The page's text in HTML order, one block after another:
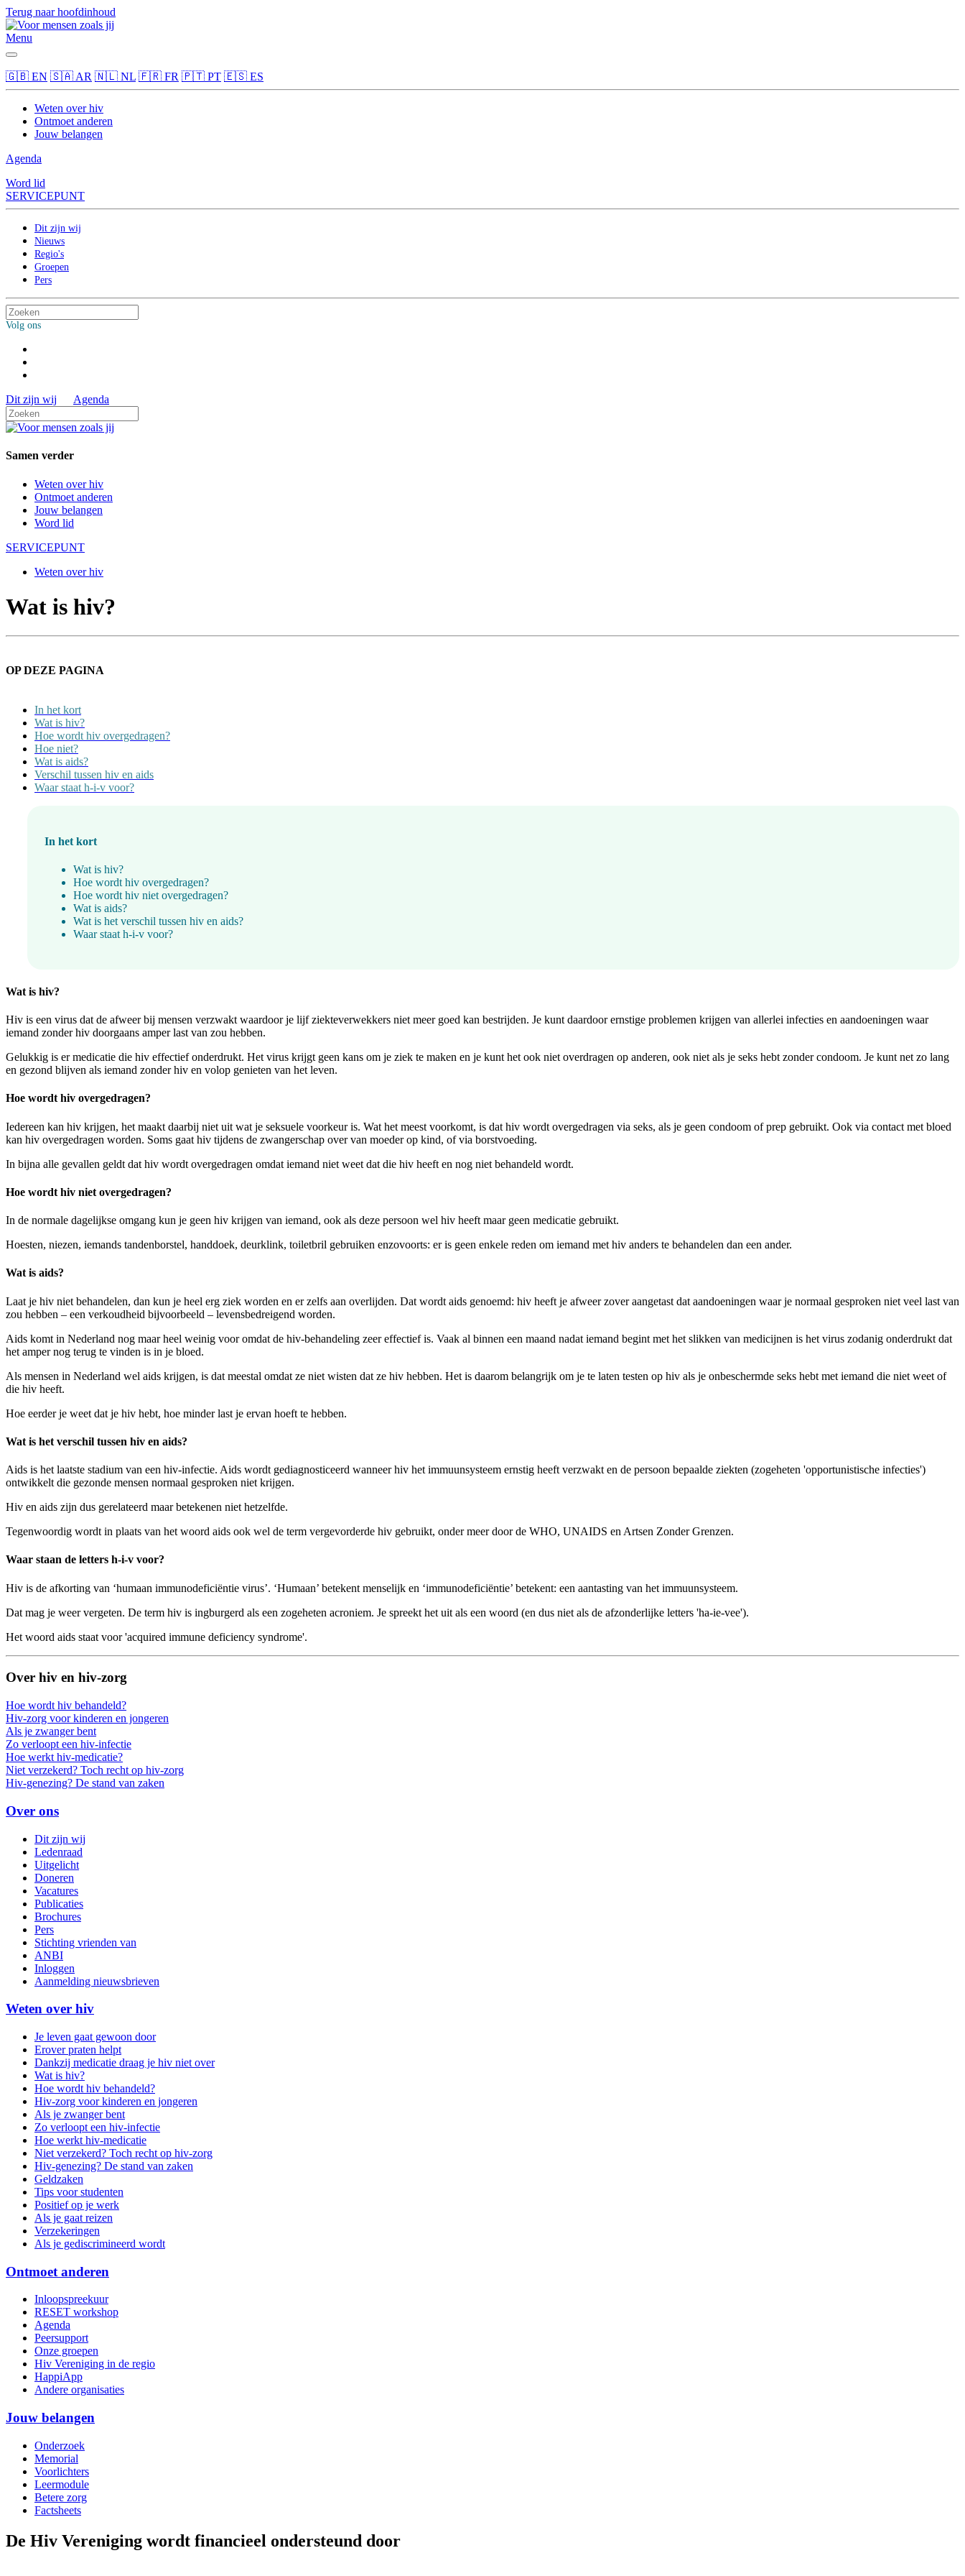
Terug naar hoofdinhoud
Menu
🇬🇧 EN 🇸🇦 AR 🇳🇱 NL 🇫🇷 FR 🇵🇹 PT 🇪🇸 ES
Weten over hiv
Ontmoet anderen
Jouw belangen
Agenda
Word lid
SERVICEPUNT
Dit zijn wij
Nieuws
Regio's
Groepen
Pers
Volg ons
Dit zijn wij Agenda
Samen verder
Weten over hiv
Ontmoet anderen
Jouw belangen
Word lid
SERVICEPUNT
Weten over hiv
Wat is hiv?
OP DEZE PAGINA
In het kort
Wat is hiv?
Hoe wordt hiv overgedragen?
Hoe niet?
Wat is aids?
Verschil tussen hiv en aids
Waar staat h-i-v voor?
In het kort
Wat is hiv?
Hoe wordt hiv overgedragen?
Hoe wordt hiv niet overgedragen?
Wat is aids?
Wat is het verschil tussen hiv en aids?
Waar staat h-i-v voor?
Wat is hiv?
Hiv is een virus dat de afweer bij mensen verzwakt waardoor je lijf ziekteverwekkers niet meer goed kan bestrijden. Je kunt daardoor ernstige problemen krijgen van allerlei infecties en aandoeningen waar
iemand zonder hiv doorgaans amper last van zou hebben.
Gelukkig is er medicatie die hiv effectief onderdrukt. Het virus krijgt geen kans om je ziek te maken en je kunt het ook niet overdragen op anderen, ook niet als je seks hebt zonder condoom. Je kunt net zo lang
en gezond blijven als iemand zonder hiv en volop genieten van het leven.
Hoe wordt hiv overgedragen?
Iedereen kan hiv krijgen, het maakt daarbij niet uit wat je seksuele voorkeur is. Wat het meest voorkomt, is dat hiv wordt overgedragen via seks, als je geen condoom of prep gebruikt. Ook via contact met bloed
kan hiv overgedragen worden. Soms gaat hiv tijdens de zwangerschap over van moeder op kind, of via borstvoeding.
In bijna alle gevallen geldt dat hiv wordt overgedragen omdat iemand niet weet dat die hiv heeft en nog niet behandeld wordt.
Hoe wordt hiv niet overgedragen?
In de normale dagelijkse omgang kun je geen hiv krijgen van iemand, ook als deze persoon wel hiv heeft maar geen medicatie gebruikt.
Hoesten, niezen, iemands tandenborstel, handdoek, deurklink, toiletbril gebruiken enzovoorts: er is geen enkele reden om iemand met hiv anders te behandelen dan een ander.
Wat is aids?
Laat je hiv niet behandelen, dan kun je heel erg ziek worden en er zelfs aan overlijden. Dat wordt aids genoemd: hiv heeft je afweer zover aangetast dat aandoeningen waar je normaal gesproken niet veel last van
zou hebben – een verkoudheid bijvoorbeeld – levensbedreigend worden.
Aids komt in Nederland nog maar heel weinig voor omdat de hiv-behandeling zeer effectief is. Vaak al binnen een maand nadat iemand begint met het slikken van medicijnen is het virus zodanig onderdrukt dat
het amper nog terug te vinden is in je bloed.
Als mensen in Nederland wel aids krijgen, is dat meestal omdat ze niet wisten dat ze hiv hebben. Het is daarom belangrijk om je te laten testen op hiv als je onbeschermde seks hebt met iemand die niet weet of
die hiv heeft.
Hoe eerder je weet dat je hiv hebt, hoe minder last je ervan hoeft te hebben.
Wat is het verschil tussen hiv en aids?
Aids is het laatste stadium van een hiv-infectie. Aids wordt gediagnosticeerd wanneer hiv het immuunsysteem ernstig heeft verzwakt en de persoon bepaalde ziekten (zogeheten 'opportunistische infecties')
ontwikkelt die gezonde mensen normaal gesproken niet krijgen.
Hiv en aids zijn dus gerelateerd maar betekenen niet hetzelfde.
Tegenwoordig wordt in plaats van het woord aids ook wel de term vergevorderde hiv gebruikt, onder meer door de WHO, UNAIDS en Artsen Zonder Grenzen.
Waar staan de letters h-i-v voor?
Hiv is de afkorting van ‘humaan immunodeficiëntie virus’. ‘Humaan’ betekent menselijk en ‘immunodeficiëntie’ betekent: een aantasting van het immuunsysteem.
Dat mag je weer vergeten. De term hiv is ingburgerd als een zogeheten acroniem. Je spreekt het uit als een woord (en dus niet als de afzonderlijke letters 'ha-ie-vee').
Het woord aids staat voor 'acquired immune deficiency syndrome'.
Over hiv en hiv-zorg
Hoe wordt hiv behandeld?
Hiv-zorg voor kinderen en jongeren
Als je zwanger bent
Zo verloopt een hiv-infectie
Hoe werkt hiv-medicatie?
Niet verzekerd? Toch recht op hiv-zorg
Hiv-genezing? De stand van zaken
Over ons
Dit zijn wij
Ledenraad
Uitgelicht
Doneren
Vacatures
Publicaties
Brochures
Pers
Stichting vrienden van
ANBI
Inloggen
Aanmelding nieuwsbrieven
Weten over hiv
Je leven gaat gewoon door
Erover praten helpt
Dankzij medicatie draag je hiv niet over
Wat is hiv?
Hoe wordt hiv behandeld?
Hiv-zorg voor kinderen en jongeren
Als je zwanger bent
Zo verloopt een hiv-infectie
Hoe werkt hiv-medicatie
Niet verzekerd? Toch recht op hiv-zorg
Hiv-genezing? De stand van zaken
Geldzaken
Tips voor studenten
Positief op je werk
Als je gaat reizen
Verzekeringen
Als je gediscrimineerd wordt
Ontmoet anderen
Inloopspreekuur
RESET workshop
Agenda
Peersupport
Onze groepen
Hiv Vereniging in de regio
HappiApp
Andere organisaties
Jouw belangen
Onderzoek
Memorial
Voorlichters
Leermodule
Betere zorg
Factsheets
De Hiv Vereniging wordt financieel ondersteund door